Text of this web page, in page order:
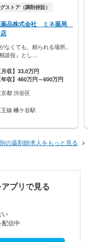
ストア（調剤併設）
薬品株式会社 ミネ薬局
なくても、頼られる場所。
談役』とし…
月収】33.0万円
年収】460万円～600万円
京都 渋谷区
王線 幡ケ谷駅
の薬剤師求人をもっと見る
プリで見る
い
配信中